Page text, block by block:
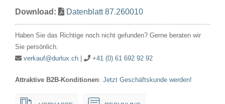
260V
10W
16x48mm
Menge
Download: Datenblatt 87.260010
Haben Sie das Richtige noch nicht gefunden? Gerne beraten wir
Sie persönlich.
verkauf@durlux.ch| +41 (0) 61 692 92 92
Attraktive B2B-Konditionen: Jetzt Geschäftskunde werden!